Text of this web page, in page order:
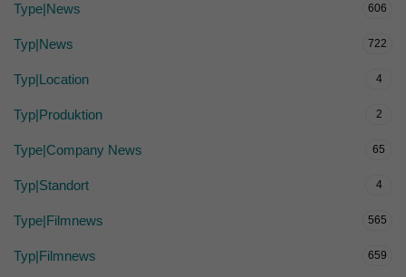
Type|News 606
Typ|News 722
Typ|Location 4
Typ|Produktion 2
Type|Company News 65
Typ|Standort 4
Type|Filmnews 565
Typ|Filmnews 659